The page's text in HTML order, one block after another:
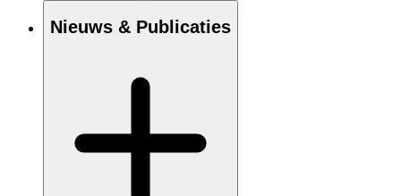
Nieuws & Publicaties